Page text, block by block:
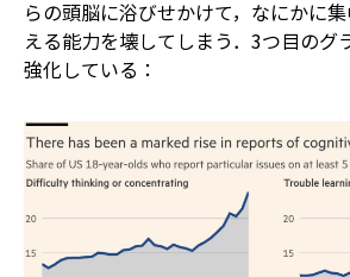
らの頭脳に浴びせかけて，なにかに
える能力を壊してしまう．3つ目のグ
強化している：